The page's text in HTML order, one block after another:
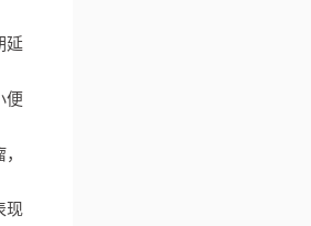
延
便
现